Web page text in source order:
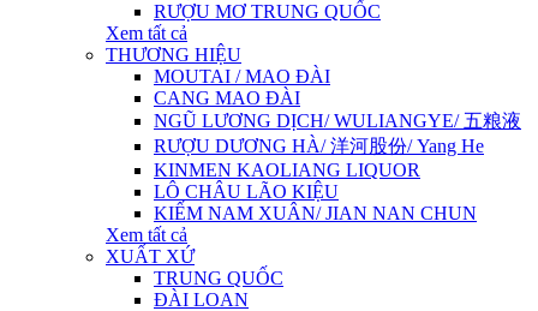
RƯỢU MƠ TRUNG QUỐC
Xem tất cả
THƯƠNG HIỆU
MOUTAI / MAO ĐÀI
CANG MAO ĐÀI
NGŨ LƯƠNG DỊCH/ WULIANGYE/ 五粮液
RƯỢU DƯƠNG HÀ/ 洋河股份/ Yang He
KINMEN KAOLIANG LIQUOR
LÔ CHÂU LÃO KIỆU
KIẾM NAM XUÂN/ JIAN NAN CHUN
Xem tất cả
XUẤT XỨ
TRUNG QUỐC
ĐÀI LOAN